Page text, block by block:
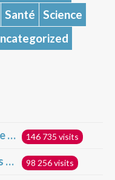
Santé
Science
Covid : plainte déposée contre la France devant la Cour pénale internationale pour crime contre l’humanité 146 735 visits
« A tous les gens raisonnables et très intelligents qui s’indignent devant ceux qui ne veulent pas se faire vacciner » 98 256 visits